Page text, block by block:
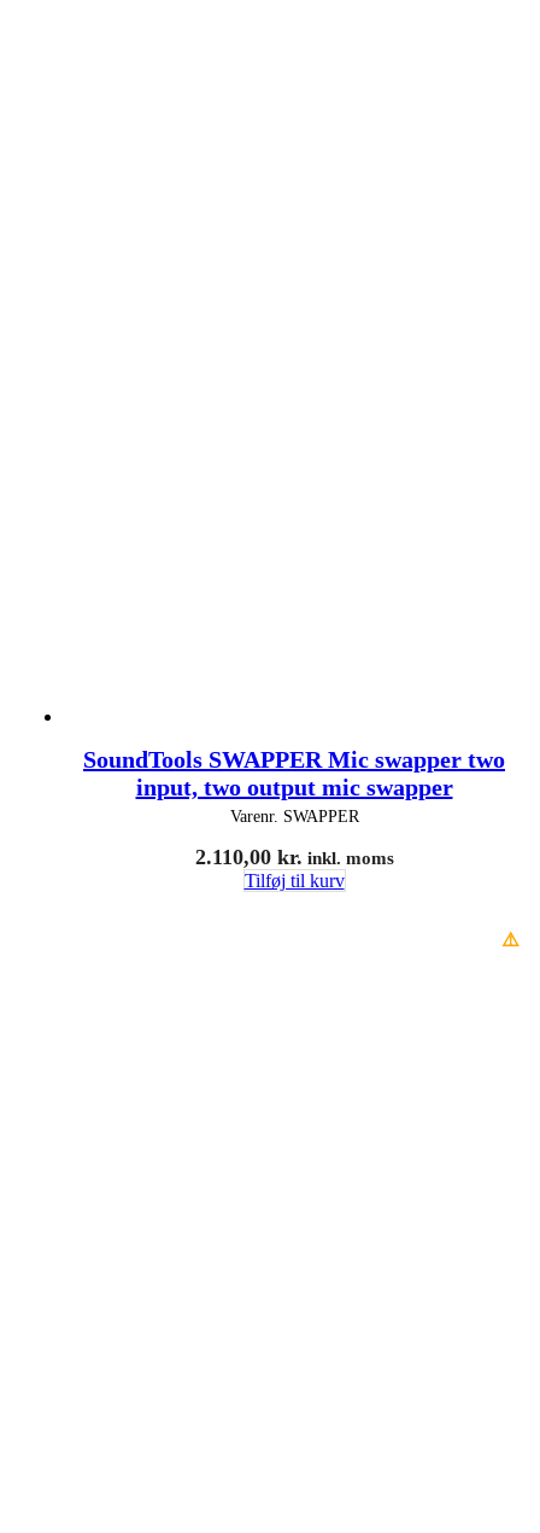
SoundTools SWAPPER Mic swapper two
input, two output mic swapper
Varenr. SWAPPER
2.110,00 kr. inkl. moms
Tilføj til kurv
⚠️